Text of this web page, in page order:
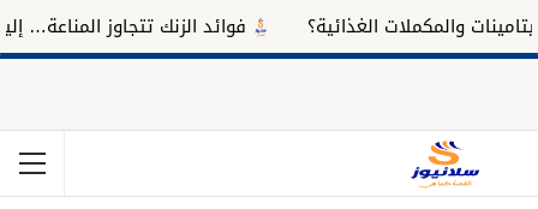
والمكملات الغذائية؟ فوائد الزنك تتجاوز المناعة… إليك